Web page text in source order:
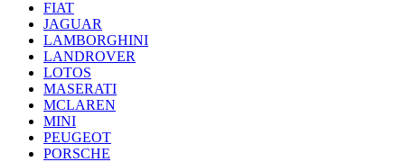
FIAT
JAGUAR
LAMBORGHINI
LANDROVER
LOTOS
MASERATI
MCLAREN
MINI
PEUGEOT
PORSCHE